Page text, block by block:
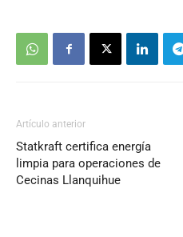
Artículo anterior
Statkraft certifica energía
limpia para operaciones de
Cecinas Llanquihue